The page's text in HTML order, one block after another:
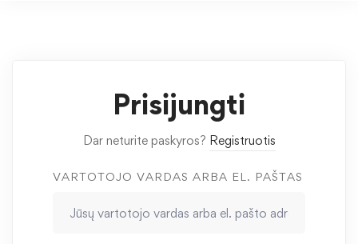
Prisijungti
Dar neturite paskyros? Registruotis
VARTOTOJO VARDAS ARBA EL. PAŠTAS